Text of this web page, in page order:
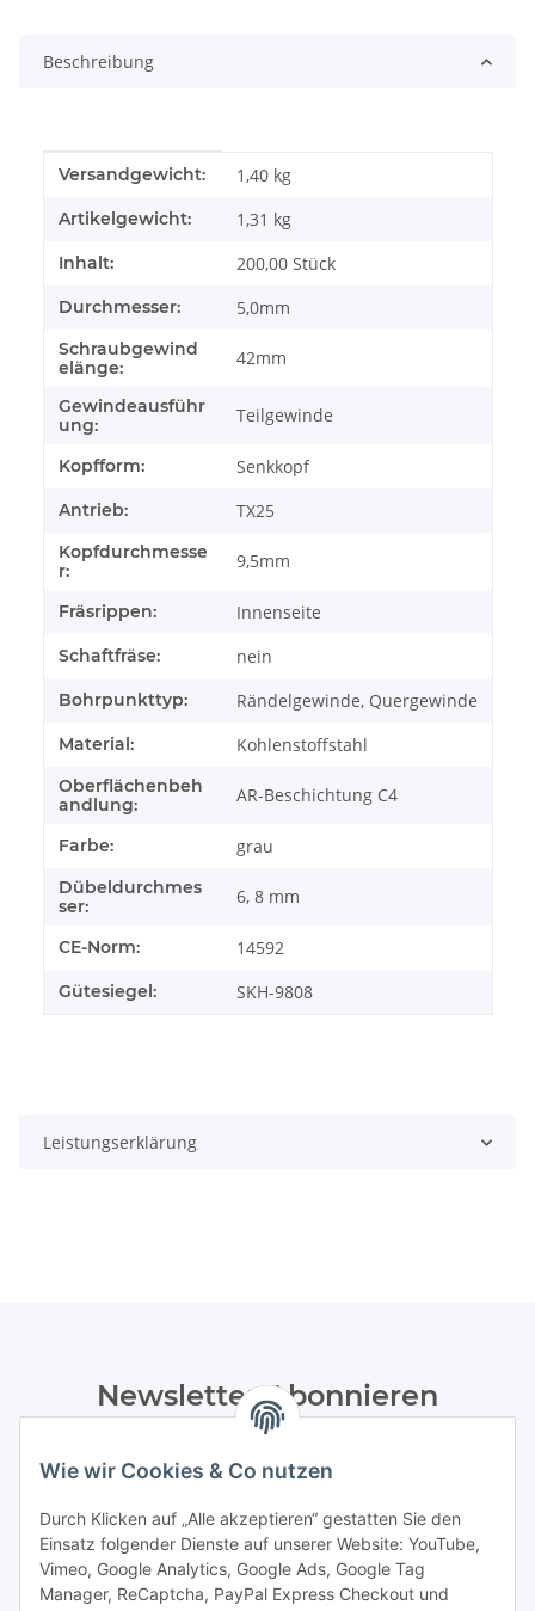
Wie wir Cookies & Co nutzen
Durch Klicken auf „Alle akzeptieren“ gestatten Sie den
Einsatz folgender Dienste auf unserer Website: YouTube,
Vimeo, Google Analytics, Google Ads, Google Tag
Manager, ReCaptcha, PayPal Express Checkout und
Beschreibung
Produkteigenschaft
Wert
Versandgewicht: 1,40 kg
Artikelgewicht: 1,31 kg
Inhalt: 200,00 Stück
Durchmesser: 5,0mm
Schraubgewind
elänge:
42mm
Gewindeausführ
ung:
Teilgewinde
Kopfform: Senkkopf
Antrieb: TX25
Kopfdurchmesse
r:
9,5mm
Fräsrippen: Innenseite
Schaftfräse: nein
Bohrpunkttyp: Rändelgewinde, Quergewinde
Material: Kohlenstoffstahl
Oberflächenbeh
andlung:
AR-Beschichtung C4
Farbe: grau
Dübeldurchmes
ser:
6, 8 mm
CE-Norm: 14592
Gütesiegel: SKH-9808
Leistungserklärung
Newsletter Abonnieren
Datenschutzerklärungregelmäßig und jederzeit widerruflich
Abonnieren